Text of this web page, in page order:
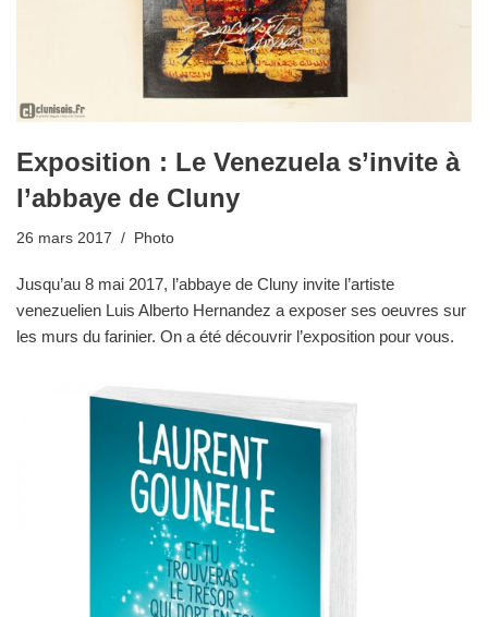
Exposition : Le Venezuela s’invite à
l’abbaye de Cluny
26 mars 2017 Photo
Jusqu’au 8 mai 2017, l’abbaye de Cluny invite l’artiste
venezuelien Luis Alberto Hernandez a exposer ses oeuvres sur
les murs du farinier. On a été découvrir l’exposition pour vous.